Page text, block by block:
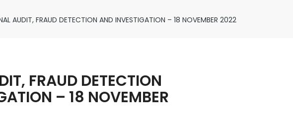
AUDIT, FRAUD DETECTION AND INVESTIGATION – 18 NOVEMBER 2022
FRAUD DETECTION
– 18 NOVEMBER